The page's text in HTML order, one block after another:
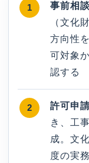
事前相談
（文化
方向性
可対象
認する
許可申
き、工
成。文
度の実